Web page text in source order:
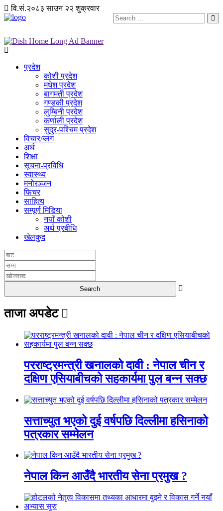
वि.सं.२०८३ साउन २२ शुक्रवार
प्रदेश
कोशी प्रदेश
मधेश प्रदेश
बागमती प्रदेश
गण्डकी प्रदेश
लुम्बिनी प्रदेश
कर्णाली प्रदेश
सुदुर-पश्चिम प्रदेश
विचार/ब्लग
अर्थ
शिक्षा
सूचना-प्रविधि
स्वास्थ्य
मनोरञ्जन
फिचर
साहित्य
सम्पूर्ण मिडिया
नयाँ कोशी
अर्थ प्रबीधि
खेलकुद
ताजा अपडेट
परराष्ट्रमन्त्री खनालको दावी : नेपाल चीन र
दक्षिण एसियाबीचको सहकार्यमा पुल बन्न सक्छ
सत्ताच्युत भएको दुई वर्षपछि दिल्लीमा हसिनाको
पत्रकार सम्मेलन
नेपाल किन आउँदै भारतीय सेना प्रमुख ?